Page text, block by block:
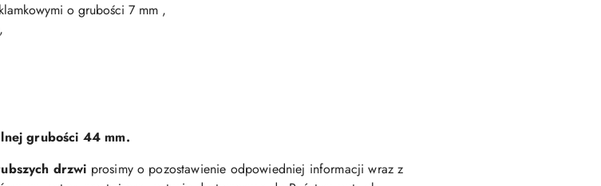
o grubości 7 mm ,
grubości 44 mm.
drzwi prosimy o pozostawienie odpowiedniej informacji wraz z